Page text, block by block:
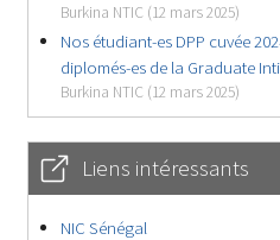
Burkina NTIC (12 mars 2025)
Nos étudiant-es DPP cuvée
diplomés-es de la Graduate
Burkina NTIC (12 mars 2025)
Liens intéressants
NIC Sénégal